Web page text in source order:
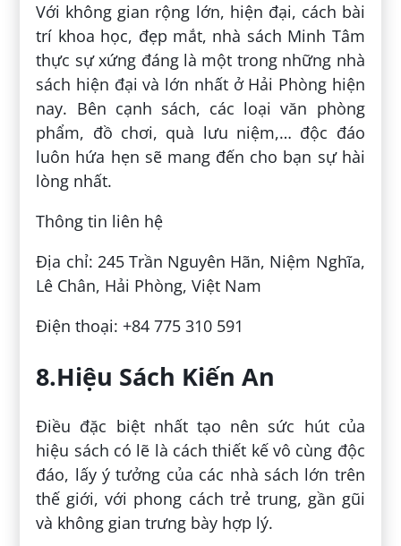
Với không gian rộng lớn, hiện đại, cách bài
trí khoa học, đẹp mắt, nhà sách Minh Tâm
thực sự xứng đáng là một trong những nhà
sách hiện đại và lớn nhất ở Hải Phòng hiện
nay. Bên cạnh sách, các loại văn phòng
phẩm, đồ chơi, quà lưu niệm,… độc đáo
luôn hứa hẹn sẽ mang đến cho bạn sự hài
lòng nhất.
Thông tin liên hệ
Địa chỉ: 245 Trần Nguyên Hãn, Niệm Nghĩa,
Lê Chân, Hải Phòng, Việt Nam
Điện thoại: +84 775 310 591
8.Hiệu Sách Kiến An
Điều đặc biệt nhất tạo nên sức hút của
hiệu sách có lẽ là cách thiết kế vô cùng độc
đáo, lấy ý tưởng của các nhà sách lớn trên
thế giới, với phong cách trẻ trung, gần gũi
và không gian trưng bày hợp lý.